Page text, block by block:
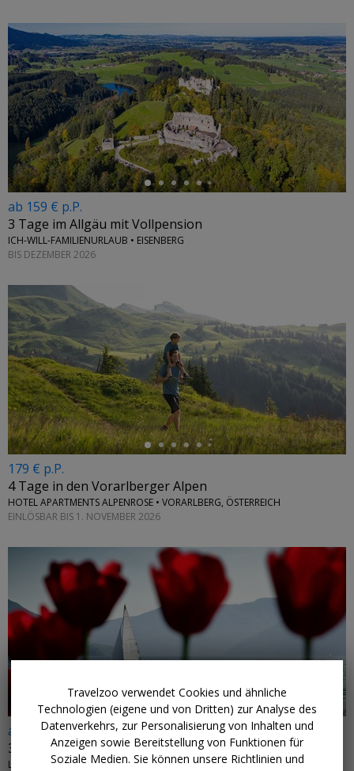
←
ab 159 € p.P.
3 Tage im Allgäu mit Vollpension
ICH-WILL-FAMILIENURLAUB • EISENBERG
BIS DEZEMBER 2026
←
179 € p.P.
4 Tage in den Vorarlberger Alpen
HOTEL APARTMENTS ALPENROSE • VORARLBERG, ÖSTERREICH
EINLÖSBAR BIS 1. NOVEMBER 2026
ab 299 € p.P.
3 Tage am Lago Maggiore inkl. HP, -65%
LA PALMA AU LAC HOTEL & SPA • MURALTO, SCHWEIZ
Travelzoo verwendet Cookies und ähnliche
Technologien (eigene und von Dritten) zur Analyse des
Datenverkehrs, zur Personalisierung von Inhalten und
Anzeigen sowie Bereitstellung von Funktionen für
Soziale Medien. Sie können unsere Richtlinien und